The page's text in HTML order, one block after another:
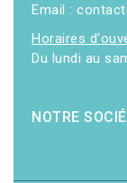
Email :
Horaires
Du lundi au
NOTRE